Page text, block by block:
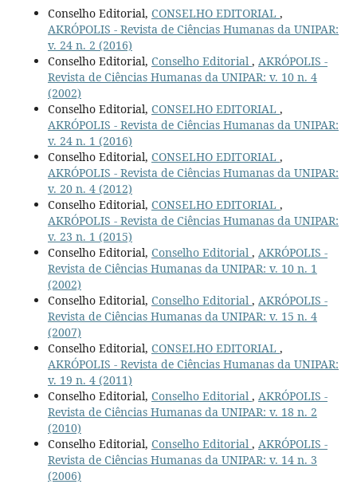
Conselho Editorial, CONSELHO EDITORIAL ,
AKRÓPOLIS - Revista de Ciências Humanas da UNIPAR:
v. 24 n. 2 (2016)
Conselho Editorial, Conselho Editorial , AKRÓPOLIS -
Revista de Ciências Humanas da UNIPAR: v. 10 n. 4
(2002)
Conselho Editorial, CONSELHO EDITORIAL ,
AKRÓPOLIS - Revista de Ciências Humanas da UNIPAR:
v. 24 n. 1 (2016)
Conselho Editorial, CONSELHO EDITORIAL ,
AKRÓPOLIS - Revista de Ciências Humanas da UNIPAR:
v. 20 n. 4 (2012)
Conselho Editorial, CONSELHO EDITORIAL ,
AKRÓPOLIS - Revista de Ciências Humanas da UNIPAR:
v. 23 n. 1 (2015)
Conselho Editorial, Conselho Editorial , AKRÓPOLIS -
Revista de Ciências Humanas da UNIPAR: v. 10 n. 1
(2002)
Conselho Editorial, Conselho Editorial , AKRÓPOLIS -
Revista de Ciências Humanas da UNIPAR: v. 15 n. 4
(2007)
Conselho Editorial, CONSELHO EDITORIAL ,
AKRÓPOLIS - Revista de Ciências Humanas da UNIPAR:
v. 19 n. 4 (2011)
Conselho Editorial, Conselho Editorial , AKRÓPOLIS -
Revista de Ciências Humanas da UNIPAR: v. 18 n. 2
(2010)
Conselho Editorial, Conselho Editorial , AKRÓPOLIS -
Revista de Ciências Humanas da UNIPAR: v. 14 n. 3
(2006)